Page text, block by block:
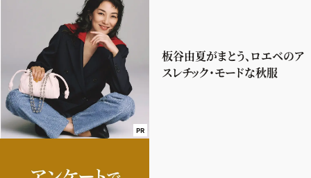
PR
板谷由夏がまとう、ロエベのア
スレチック・モードな秋服